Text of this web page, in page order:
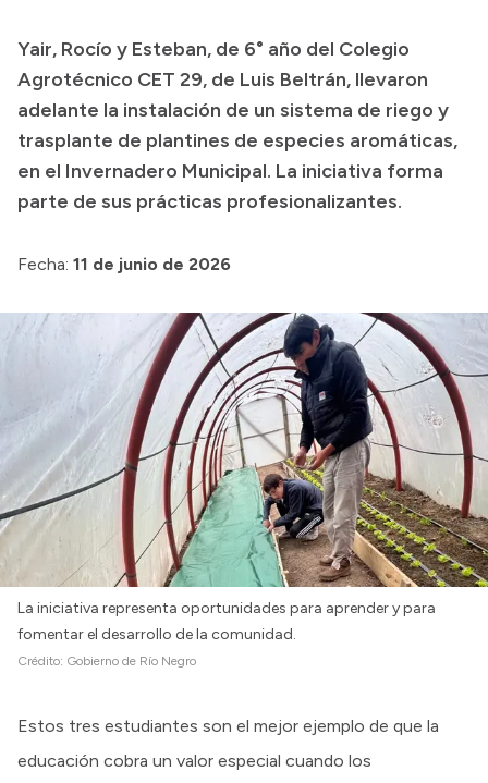
Boletín Oficial
Compras y licitaciones
Consulta de expedientes
Consulta de pago a proveedores
Convocatorias
Yair, Rocío y Esteban, de 6° año del Colegio
Agrotécnico CET 29, de Luis Beltrán, llevaron
adelante la instalación de un sistema de riego y
trasplante de plantines de especies aromáticas,
en el Invernadero Municipal. La iniciativa forma
parte de sus prácticas profesionalizantes.
Fecha: 11 de junio de 2026
La iniciativa representa oportunidades para aprender y para
fomentar el desarrollo de la comunidad.
Crédito: Gobierno de Río Negro
Estos tres estudiantes son el mejor ejemplo de que la
educación cobra un valor especial cuando los